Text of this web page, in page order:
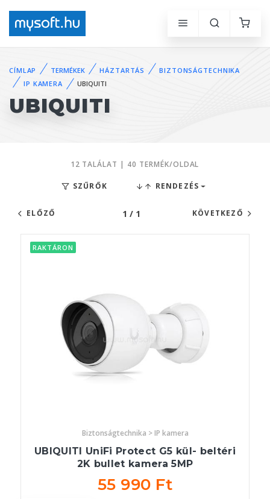
CÍMLAP TERMÉKEK HÁZTARTÁS
BIZTONSÁGTECHNIKA
IP KAMERA
UBIQUITI
UBIQUITI
12 TALÁLAT | 40 TERMÉK/OLDAL
SZŰRŐK RENDEZÉS
ELŐZŐ 1 / 1 KÖVETKEZŐ
RAKTÁRON
Biztonságtechnika > IP kamera
UBIQUITI UniFi Protect G5 kül- beltéri
2K bullet kamera 5MP
55 990 Ft